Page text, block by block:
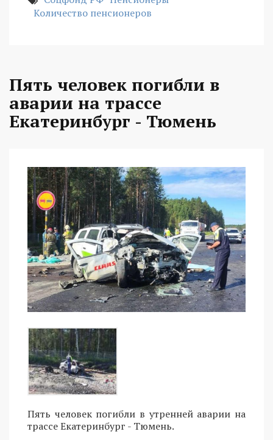
Количество пенсионеров
Пять человек погибли в
аварии на трассе
Екатеринбург - Тюмень
Пять человек погибли в утренней аварии на
трассе Екатеринбург - Тюмень.